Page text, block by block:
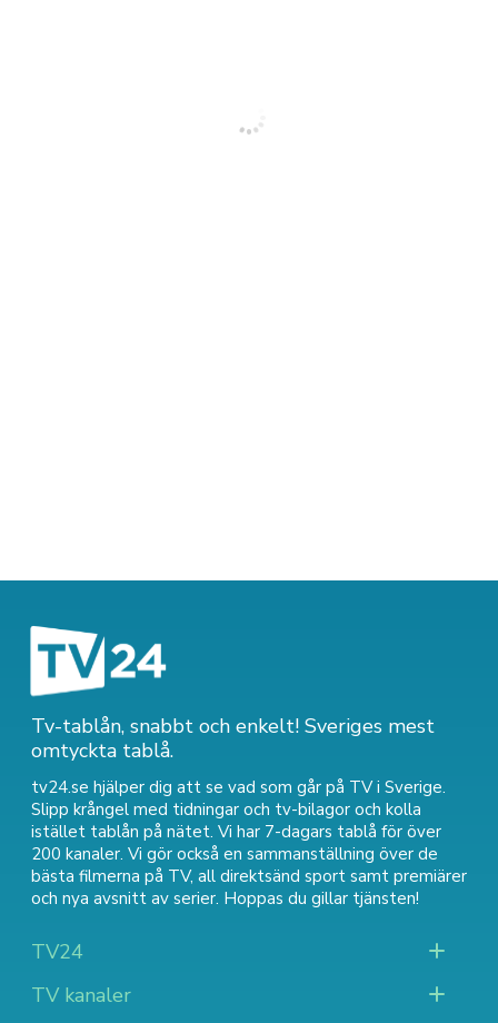
Tv-tablån, snabbt och enkelt! Sveriges mest
omtyckta tablå.
tv24.se hjälper dig att se vad som går på TV i Sverige.
Slipp krångel med tidningar och tv-bilagor och kolla
istället tablån på nätet. Vi har 7-dagars tablå för över
200 kanaler. Vi gör också en sammanställning över de
bästa filmerna på TV, all direktsänd sport samt premiärer
och nya avsnitt av serier. Hoppas du gillar tjänsten!
TV24
TV kanaler